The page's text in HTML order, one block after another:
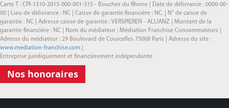
Carte T : CPI-1310-2015-000-001-315 - Bouches du Rhone | Date de délivrance : 0000-00-
00 | Lieu de délivrance : NC | Caisse de garantie financière : NC. | N° de caisse de
garantie : NC | Adresse caisse de garantie : VERSPIEREN - ALLIANZ | Montant de la
garantie financière : NC | Nom du médiateur : Médiation Franchise Consommateurs |
Adresse du médiateur : 29 Boulevard de Courcelles 75008 Paris | Adresse du site :
www.mediation-franchise.com
Entreprise juridiquement et financièrement indépendante
Nos honoraires